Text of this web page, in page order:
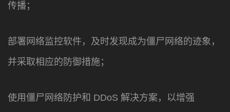
传播；
部署网络监控软件，及时发现成为僵尸网络的迹象，
并采取相应的防御措施；
使用僵尸网络防护和 DDoS 解决方案，以增强